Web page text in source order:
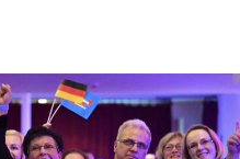
Mondiali calcio 2026